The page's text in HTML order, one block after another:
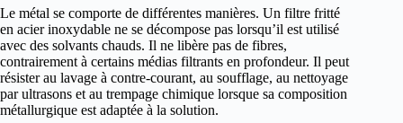
Le métal se comporte de différentes manières. Un filtre fritté
en acier inoxydable ne se décompose pas lorsqu’il est utilisé
avec des solvants chauds. Il ne libère pas de fibres,
contrairement à certains médias filtrants en profondeur. Il peut
résister au lavage à contre-courant, au soufflage, au nettoyage
par ultrasons et au trempage chimique lorsque sa composition
métallurgique est adaptée à la solution.